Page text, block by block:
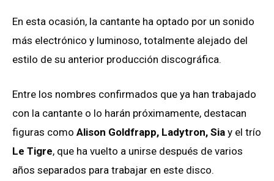
En esta ocasión, la cantante ha optado por un sonido
más electrónico y luminoso, totalmente alejado del
estilo de su anterior producción discográfica.
Entre los nombres confirmados que ya han trabajado
con la cantante o lo harán próximamente, destacan
figuras como Alison Goldfrapp, Ladytron, Sia y el trío
Le Tigre, que ha vuelto a unirse después de varios
años separados para trabajar en este disco.